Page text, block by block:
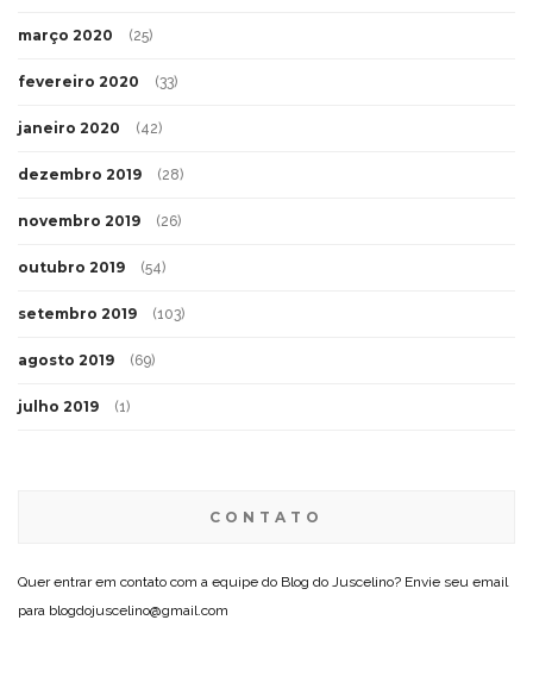
março 2020 (25)
fevereiro 2020 (33)
janeiro 2020 (42)
dezembro 2019 (28)
novembro 2019 (26)
outubro 2019 (54)
setembro 2019 (103)
agosto 2019 (69)
julho 2019 (1)
CONTATO
Quer entrar em contato com a equipe do Blog do Juscelino? Envie seu email
para blogdojuscelino@gmail.com